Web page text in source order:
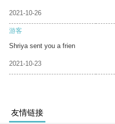
2021-10-26
游客
Shriya sent you a frien
2021-10-23
友情链接